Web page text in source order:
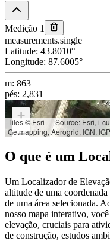
Medição 1
measurements.single
Latitude: 43.8010°
Longitude: 87.6005°
m: 863
pés: 2,831
Latitude:43.8010°
Elevação:
m: 863
pés: 2,831
+
−
Tiles © Esri — Source: Esri, i-
Getmapping, Aerogrid, IGN,
O que é um
Um Localizador de
altitude de uma
de uma área selecionada.
nosso mapa interativo,
elevação, cruciais para
de construção, estudos